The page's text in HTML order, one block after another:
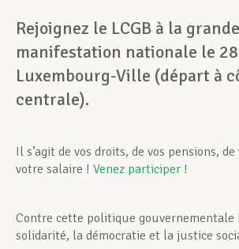
Rejoignez le LCGB à la grande
manifestation nationale le
Luxembourg-Ville (départ à
centrale).
Il s’agit de vos droits, de vos pensions,
votre salaire ! Venez participer !
Contre cette politique gouvernementale
solidarité, la démocratie et la justice